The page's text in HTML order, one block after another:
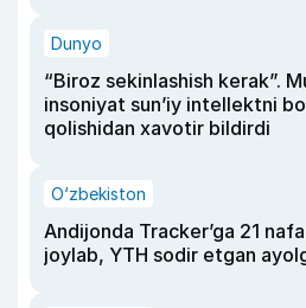
Dunyo
“Biroz sekinlashish kerak”.
insoniyat sun’iy intellektni
qolishidan xavotir bildirdi
O‘zbekiston
Andijonda Tracker’ga 21
joylab, YTH sodir etgan